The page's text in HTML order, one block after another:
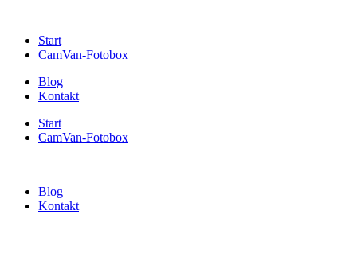
Start
CamVan-Fotobox
Blog
Kontakt
Start
CamVan-Fotobox
Blog
Kontakt